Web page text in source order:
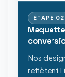
ÉTAPE 02
Nos
reflètent